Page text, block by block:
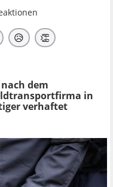
😥 👏
dem
in
verhaftet